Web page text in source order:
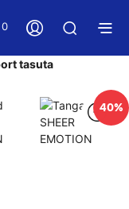
0
tasuta
40%